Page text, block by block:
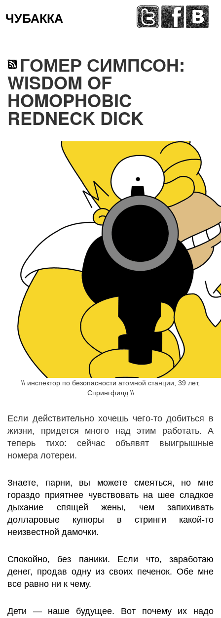
ЧУБАККА Меню
ГОМЕР СИМПСОН:
WISDOM OF
HOMOPHOBIC
REDNECK DICK
\\ инспектор по безопасности атомной станции, 39 лет,
Спрингфилд \\
Если действительно хочешь чего-то добиться в
жизни, придется много над этим работать. А
теперь тихо: сейчас объявят выигрышные
номера лотереи.
Знаете, парни, вы можете смеяться, но мне
гораздо приятнее чувствовать на шее сладкое
дыхание спящей жены, чем запихивать
долларовые купюры в стринги какой-то
неизвестной дамочки.
Спокойно, без паники. Если что, заработаю
денег, продав одну из своих печенок. Обе мне
все равно ни к чему.
Дети — наше будущее. Вот почему их надо